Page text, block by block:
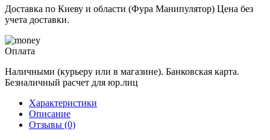
Доставка по Киеву и области (Фура Манипулятор) Цена без
учета доставки.
Оплата
Наличными (курьеру или в магазине). Банковская карта.
Безналичный расчет для юр.лиц
Характеристики
Описание
Отзывы (0)